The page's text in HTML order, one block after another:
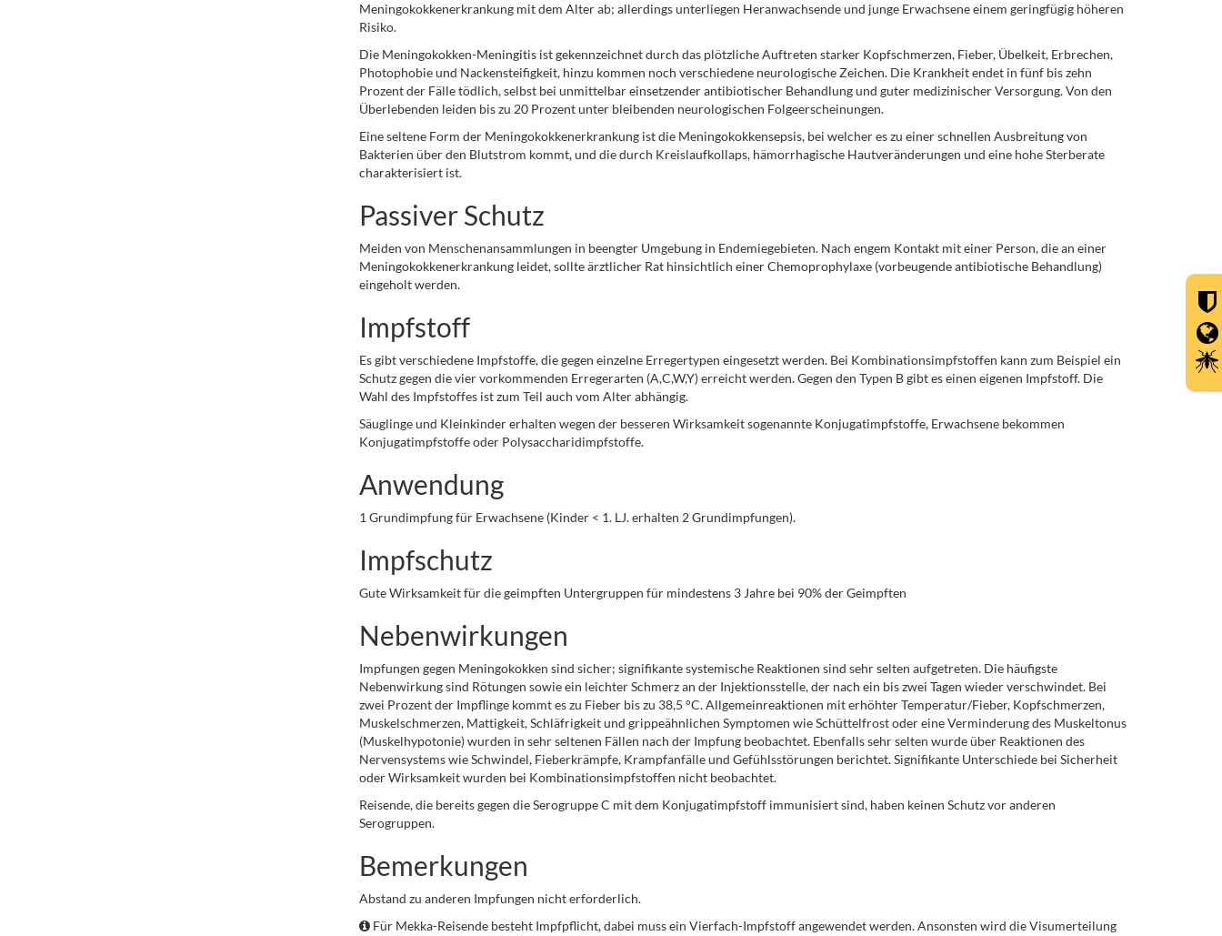
Meningokokkenerkrankung mit dem Alter ab; allerdings unterliegen Heranwachsende und junge Erwachsene einem geringfügig höheren
Risiko.
Die Meningokokken-Meningitis ist gekennzeichnet durch das plötzliche Auftreten starker Kopfschmerzen, Fieber, Übelkeit, Erbrechen,
Photophobie und Nackensteifigkeit, hinzu kommen noch verschiedene neurologische Zeichen. Die Krankheit endet in fünf bis zehn
Prozent der Fälle tödlich, selbst bei unmittelbar einsetzender antibiotischer Behandlung und guter medizinischer Versorgung. Von den
Überlebenden leiden bis zu 20 Prozent unter bleibenden neurologischen Folgeerscheinungen.
Eine seltene Form der Meningokokkenerkrankung ist die Meningokokkensepsis, bei welcher es zu einer schnellen Ausbreitung von
Bakterien über den Blutstrom kommt, und die durch Kreislaufkollaps, hämorrhagische Hautveränderungen und eine hohe Sterberate
charakterisiert ist.
Passiver Schutz
Meiden von Menschenansammlungen in beengter Umgebung in Endemiegebieten. Nach engem Kontakt mit einer Person, die an einer
Meningokokkenerkrankung leidet, sollte ärztlicher Rat hinsichtlich einer Chemoprophylaxe (vorbeugende antibiotische Behandlung)
eingeholt werden.
Impfstoff
Es gibt verschiedene Impfstoffe, die gegen einzelne Erregertypen eingesetzt werden. Bei Kombinationsimpfstoffen kann zum Beispiel ein
Schutz gegen die vier vorkommenden Erregerarten (A,C,W,Y) erreicht werden. Gegen den Typen B gibt es einen eigenen Impfstoff. Die
Wahl des Impfstoffes ist zum Teil auch vom Alter abhängig.
Säuglinge und Kleinkinder erhalten wegen der besseren Wirksamkeit sogenannte Konjugatimpfstoffe, Erwachsene bekommen
Konjugatimpfstoffe oder Polysaccharidimpfstoffe.
Anwendung
1 Grundimpfung für Erwachsene (Kinder < 1. LJ. erhalten 2 Grundimpfungen).
Impfschutz
Gute Wirksamkeit für die geimpften Untergruppen für mindestens 3 Jahre bei 90% der Geimpften
Nebenwirkungen
Impfungen gegen Meningokokken sind sicher; signifikante systemische Reaktionen sind sehr selten aufgetreten. Die häufigste
Nebenwirkung sind Rötungen sowie ein leichter Schmerz an der Injektionsstelle, der nach ein bis zwei Tagen wieder verschwindet. Bei
zwei Prozent der Impflinge kommt es zu Fieber bis zu 38,5 °C. Allgemeinreaktionen mit erhöhter Temperatur/Fieber, Kopfschmerzen,
Muskelschmerzen, Mattigkeit, Schläfrigkeit und grippeähnlichen Symptomen wie Schüttelfrost oder eine Verminderung des Muskeltonus
(Muskelhypotonie) wurden in sehr seltenen Fällen nach der Impfung beobachtet. Ebenfalls sehr selten wurde über Reaktionen des
Nervensystems wie Schwindel, Fieberkrämpfe, Krampfanfälle und Gefühlsstörungen berichtet. Signifikante Unterschiede bei Sicherheit
oder Wirksamkeit wurden bei Kombinationsimpfstoffen nicht beobachtet.
Reisende, die bereits gegen die Serogruppe C mit dem Konjugatimpfstoff immunisiert sind, haben keinen Schutz vor anderen
Serogruppen.
Bemerkungen
Abstand zu anderen Impfungen nicht erforderlich.
Für Mekka-Reisende besteht Impfpflicht, dabei muss ein Vierfach-Impfstoff angewendet werden. Ansonsten wird die Visumerteilung